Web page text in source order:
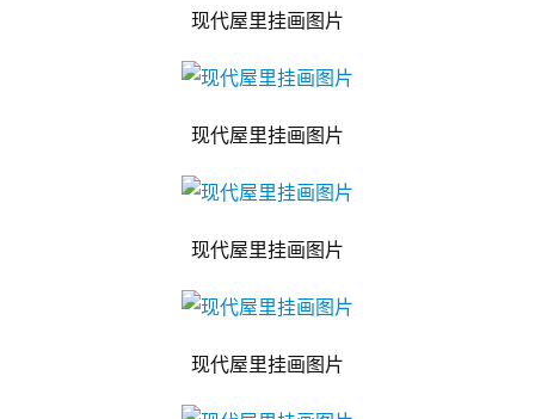
现代屋里挂画图片
现代屋里挂画图片
现代屋里挂画图片
现代屋里挂画图片